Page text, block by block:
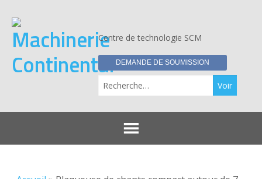
Centre de technologie SCM
DEMANDE DE SOUMISSION